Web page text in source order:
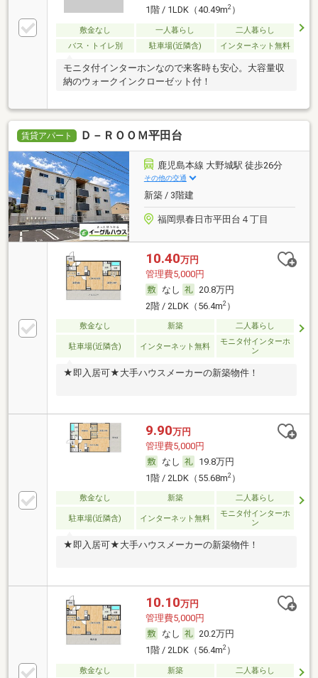
1階 / 1LDK（40.49m2）
敷金なし 一人暮らし
二人暮らし
バス・トイレ別
駐車場(近隣含) インターネット無料
モニタ付インターホンなので来客時も安心。大容量収
納のウォークインクローゼット付！
賃貸アパート Ｄ－ＲＯＯＭ平田台
鹿児島本線 大野城駅 徒歩26分
その他の交通
新築 / 3階建
福岡県春日市平田台４丁目
10.40万円
管理費5,000円
なし
20.8万円
2階 / 2LDK（56.4m2）
敷金なし 新築 二人暮らし
駐車場(近隣含) インターネット無料
モニタ付インターホ
ン
★即入居可★大手ハウスメーカーの新築物件！
9.90万円
管理費5,000円
なし
19.8万円
1階 / 2LDK（55.68m2）
敷金なし 新築 二人暮らし
駐車場(近隣含) インターネット無料
モニタ付インターホ
ン
★即入居可★大手ハウスメーカーの新築物件！
10.10万円
管理費5,000円
なし
20.2万円
1階 / 2LDK（56.4m2）
敷金なし 新築 二人暮らし